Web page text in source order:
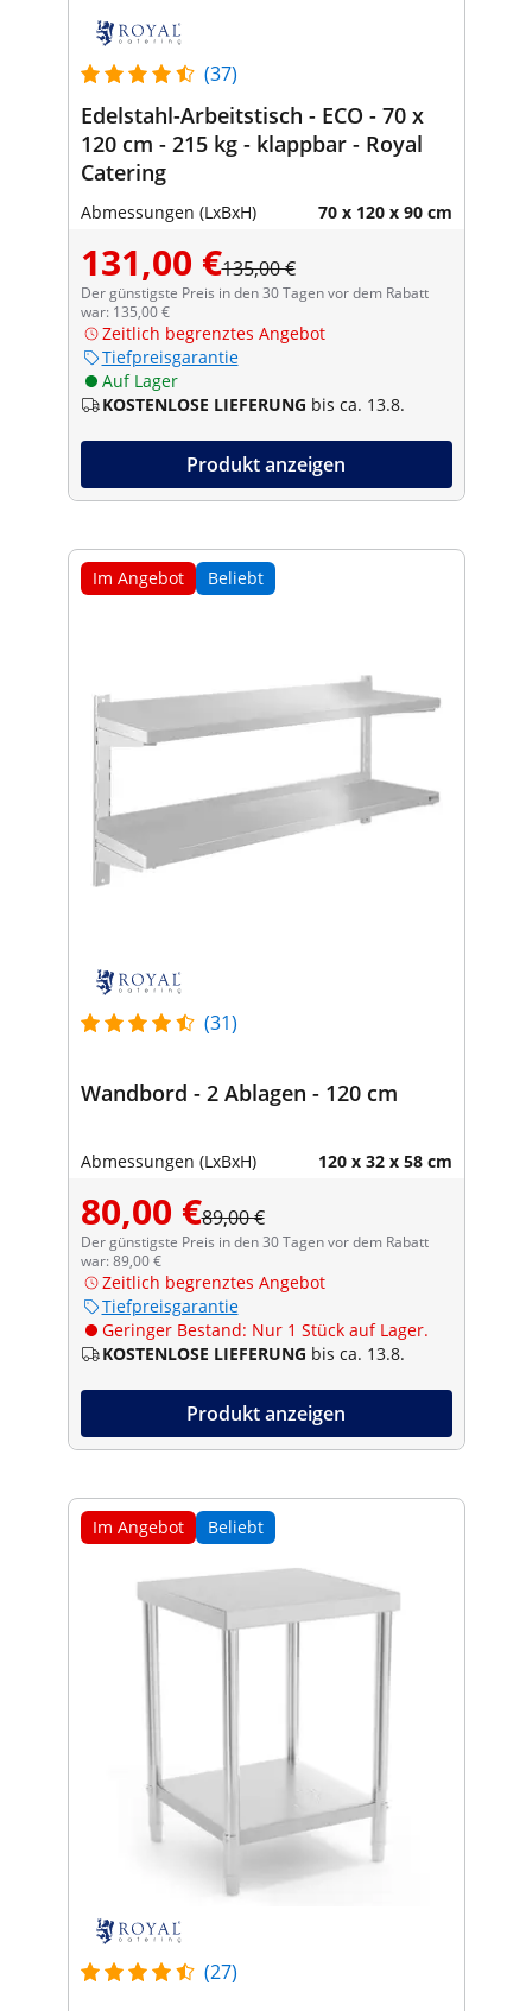
(37)
Edelstahl-Arbeitstisch - ECO - 70 x
120 cm - 215 kg - klappbar - Royal
Catering
Abmessungen (LxBxH) 70 x 120 x 90 cm
131,00 €135,00 €
Der günstigste Preis in den 30 Tagen vor dem Rabatt
war: 135,00 €
Zeitlich begrenztes Angebot
Tiefpreisgarantie
Auf Lager
KOSTENLOSE LIEFERUNG bis ca. 13.8.
Produkt anzeigen
Im Angebot Beliebt
(31)
Wandbord - 2 Ablagen - 120 cm
Abmessungen (LxBxH) 120 x 32 x 58 cm
80,00 €89,00 €
Der günstigste Preis in den 30 Tagen vor dem Rabatt
war: 89,00 €
Zeitlich begrenztes Angebot
Tiefpreisgarantie
Geringer Bestand: Nur 1 Stück auf Lager.
KOSTENLOSE LIEFERUNG bis ca. 13.8.
Produkt anzeigen
Im Angebot Beliebt
(27)